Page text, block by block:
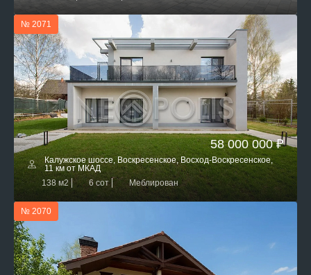
№ 2071
58 000 000 ₽
Калужское шоссе, Воскресенское, Восход-Воскресенское,
11 км от МКАД
138 м2
6 сот Меблирован
№ 2070